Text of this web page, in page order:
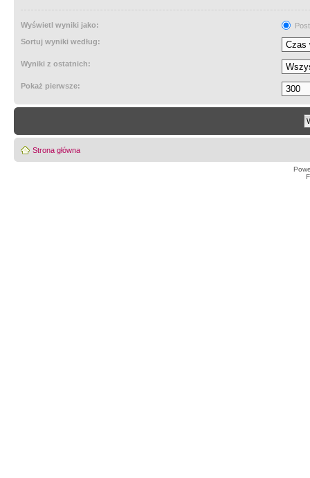
Wyświetl wyniki jako:
Sortuj wyniki według:
Wyniki z ostatnich:
Pokaż pierwsze:
Strona główna